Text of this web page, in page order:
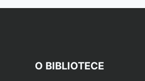
O BIBLIOTECE